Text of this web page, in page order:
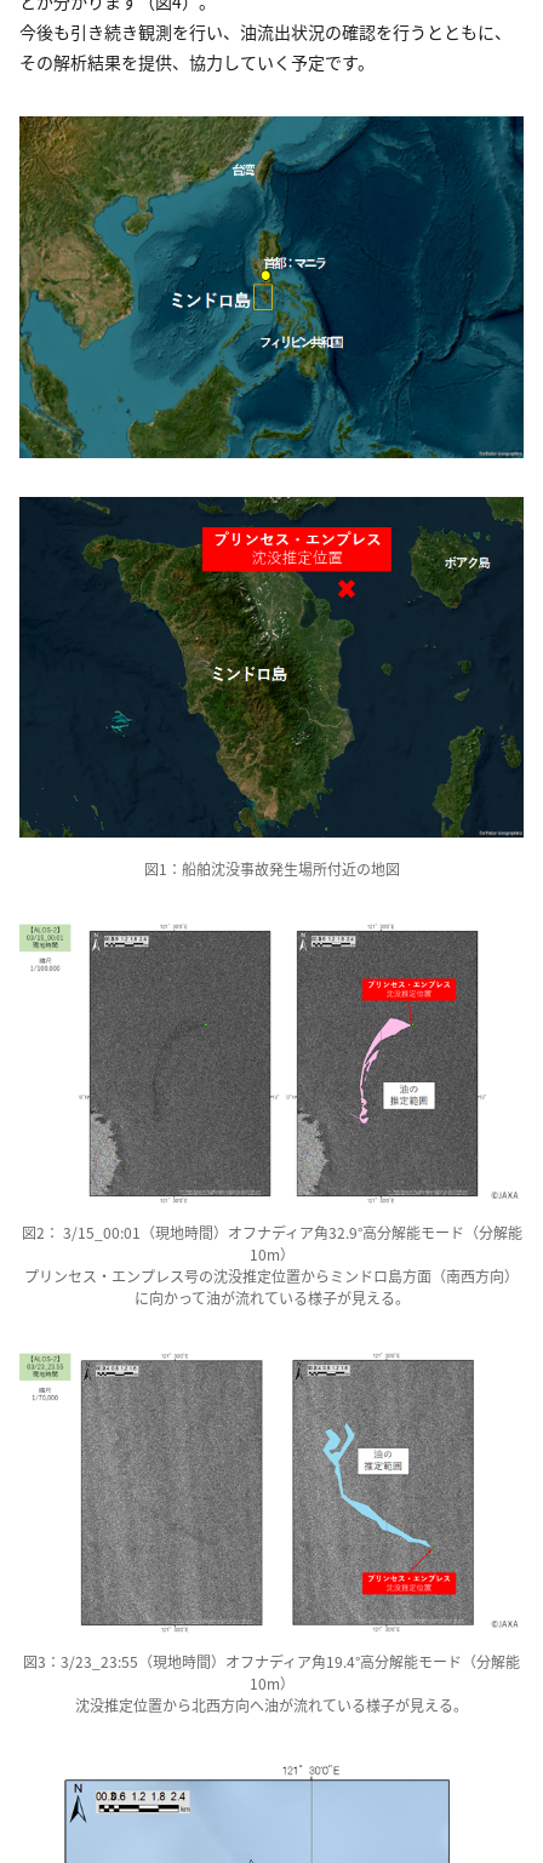
今後も引き続き観測を行い、油流出状況の確認を行うとともに、
その解析結果を提供、協力していく予定です。
図1：船舶沈没事故発生場所付近の地図
図2： 3/15_00:01（現地時間）オフナディア角32.9°高分解能モード（分解能
10m）
プリンセス・エンプレス号の沈没推定位置からミンドロ島方面（南西方向）
に向かって油が流れている様子が見える。
図3：3/23_23:55（現地時間）オフナディア角19.4°高分解能モード（分解能
10m）
沈没推定位置から北西方向へ油が流れている様子が見える。